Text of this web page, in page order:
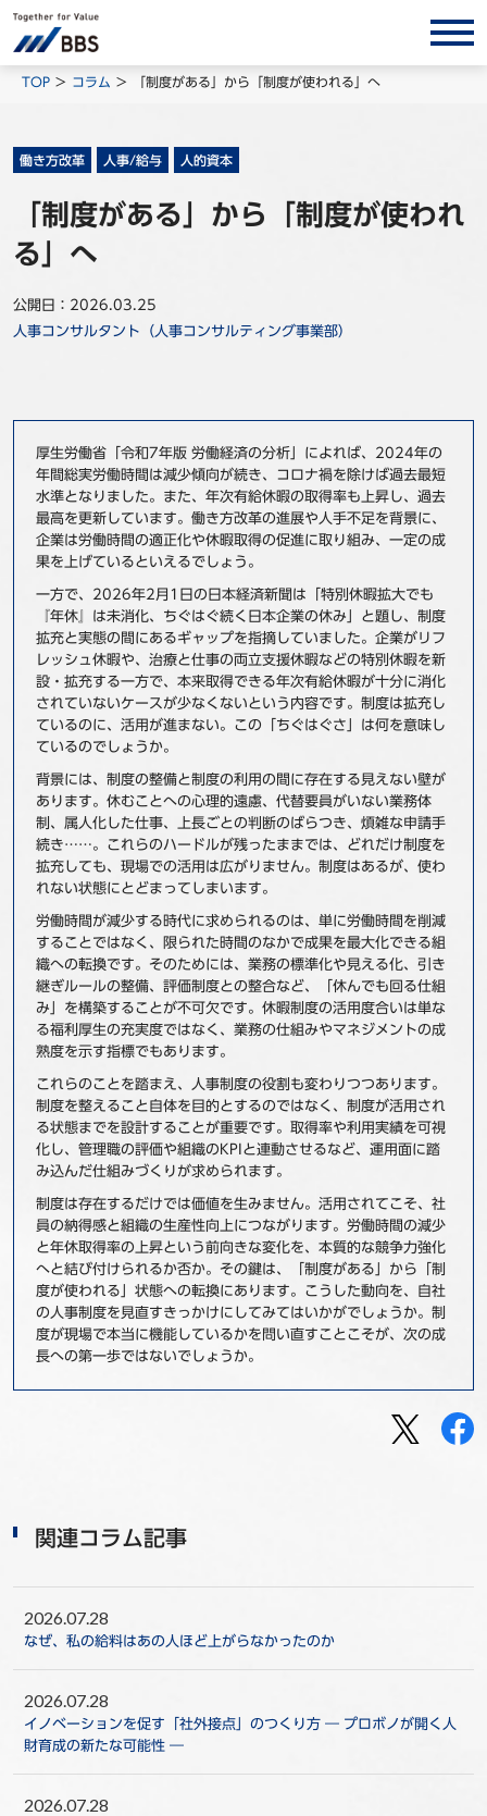
BBSグループネットワーク
株主・投資家情報 採用情報
サービス/ソリューション
製品・ソリューション
出版書籍
事例
セミナ−
ニュース
お問い合わせ
TOP コラム 「制度がある」から「制度が使われる」へ
働き方改革 人事/給与 人的資本
「制度がある」から「制度が使われ
る」へ
公開日：2026.03.25
人事コンサルタント（人事コンサルティング事業部）
厚生労働省「令和7年版 労働経済の分析」によれば、2024年の
年間総実労働時間は減少傾向が続き、コロナ禍を除けば過去最短
水準となりました。また、年次有給休暇の取得率も上昇し、過去
最高を更新しています。働き方改革の進展や人手不足を背景に、
企業は労働時間の適正化や休暇取得の促進に取り組み、一定の成
果を上げているといえるでしょう。
一方で、2026年2月1日の日本経済新聞は「特別休暇拡大でも
『年休』は未消化、ちぐはぐ続く日本企業の休み」と題し、制度
拡充と実態の間にあるギャップを指摘していました。企業がリフ
レッシュ休暇や、治療と仕事の両立支援休暇などの特別休暇を新
設・拡充する一方で、本来取得できる年次有給休暇が十分に消化
されていないケースが少なくないという内容です。制度は拡充し
ているのに、活用が進まない。この「ちぐはぐさ」は何を意味し
ているのでしょうか。
背景には、制度の整備と制度の利用の間に存在する見えない壁が
あります。休むことへの心理的遠慮、代替要員がいない業務体
制、属人化した仕事、上長ごとの判断のばらつき、煩雑な申請手
続き……。これらのハードルが残ったままでは、どれだけ制度を
拡充しても、現場での活用は広がりません。制度はあるが、使わ
れない状態にとどまってしまいます。
労働時間が減少する時代に求められるのは、単に労働時間を削減
することではなく、限られた時間のなかで成果を最大化できる組
織への転換です。そのためには、業務の標準化や見える化、引き
継ぎルールの整備、評価制度との整合など、「休んでも回る仕組
み」を構築することが不可欠です。休暇制度の活用度合いは単な
る福利厚生の充実度ではなく、業務の仕組みやマネジメントの成
熟度を示す指標でもあります。
これらのことを踏まえ、人事制度の役割も変わりつつあります。
制度を整えること自体を目的とするのではなく、制度が活用され
る状態までを設計することが重要です。取得率や利用実績を可視
化し、管理職の評価や組織のKPIと連動させるなど、運用面に踏
み込んだ仕組みづくりが求められます。
制度は存在するだけでは価値を生みません。活用されてこそ、社
員の納得感と組織の生産性向上につながります。労働時間の減少
と年休取得率の上昇という前向きな変化を、本質的な競争力強化
へと結び付けられるか否か。その鍵は、「制度がある」から「制
度が使われる」状態への転換にあります。こうした動向を、自社
の人事制度を見直すきっかけにしてみてはいかがでしょうか。制
度が現場で本当に機能しているかを問い直すことこそが、次の成
長への第一歩ではないでしょうか。
関連コラム記事
2026.07.28
なぜ、私の給料はあの人ほど上がらなかったのか
2026.07.28
イノベーションを促す「社外接点」のつくり方 ― プロボノが開く人
財育成の新たな可能性 ―
2026.07.28